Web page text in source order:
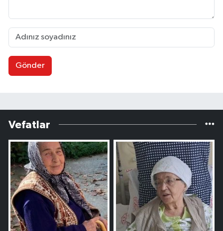
Gönder
Vefatlar